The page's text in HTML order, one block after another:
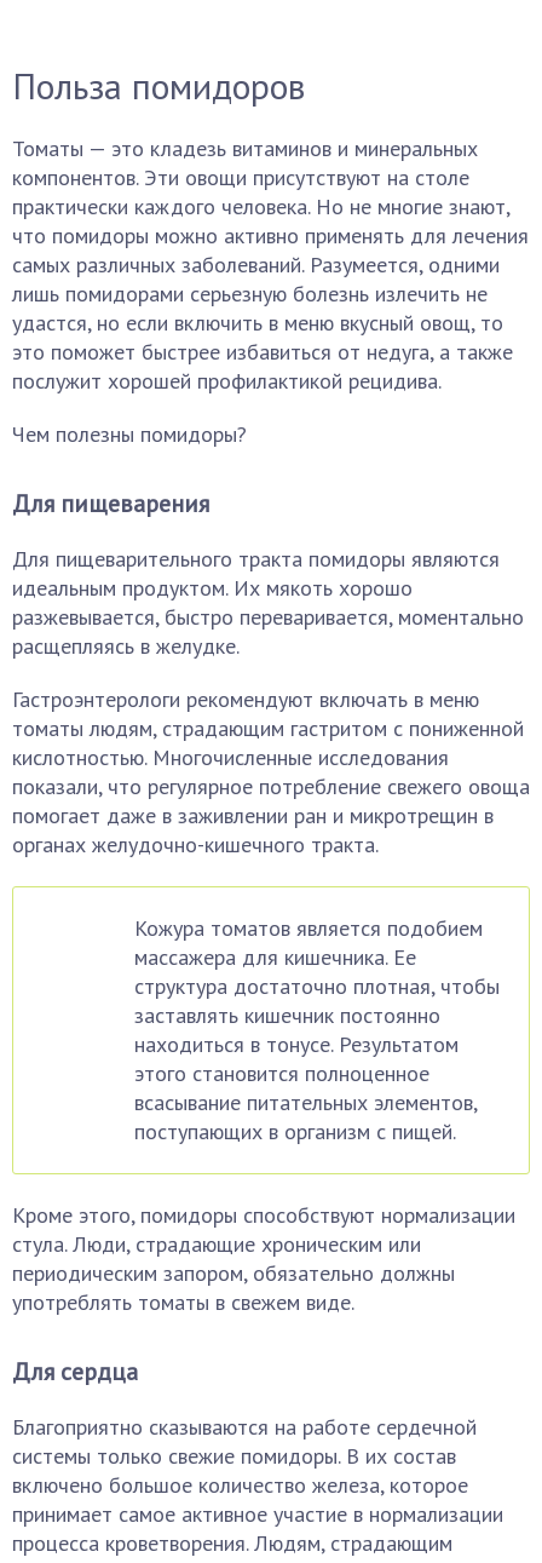
Польза помидоров
Томаты — это кладезь витаминов и минеральных
компонентов. Эти овощи присутствуют на столе
практически каждого человека. Но не многие знают,
что помидоры можно активно применять для лечения
самых различных заболеваний. Разумеется, одними
лишь помидорами серьезную болезнь излечить не
удастся, но если включить в меню вкусный овощ, то
это поможет быстрее избавиться от недуга, а также
послужит хорошей профилактикой рецидива.
Чем полезны помидоры?
Для пищеварения
Для пищеварительного тракта помидоры являются
идеальным продуктом. Их мякоть хорошо
разжевывается, быстро переваривается, моментально
расщепляясь в желудке.
Гастроэнтерологи рекомендуют включать в меню
томаты людям, страдающим гастритом с пониженной
кислотностью. Многочисленные исследования
показали, что регулярное потребление свежего овоща
помогает даже в заживлении ран и микротрещин в
органах желудочно-кишечного тракта.
Кожура томатов является подобием
массажера для кишечника. Ее
структура достаточно плотная, чтобы
заставлять кишечник постоянно
находиться в тонусе. Результатом
этого становится полноценное
всасывание питательных элементов,
поступающих в организм с пищей.
Кроме этого, помидоры способствуют нормализации
стула. Люди, страдающие хроническим или
периодическим запором, обязательно должны
употреблять томаты в свежем виде.
Для сердца
Благоприятно сказываются на работе сердечной
системы только свежие помидоры. В их состав
включено большое количество железа, которое
принимает самое активное участие в нормализации
процесса кроветворения. Людям, страдающим